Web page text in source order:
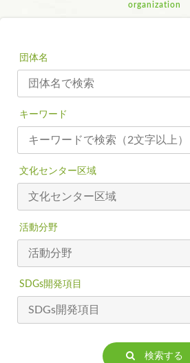
organization
団体名
キーワード
文化センター区域
活動分野
SDGs開発項目
検索する